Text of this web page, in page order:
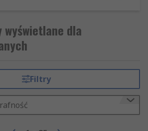
wyświetlane dla
Filtry